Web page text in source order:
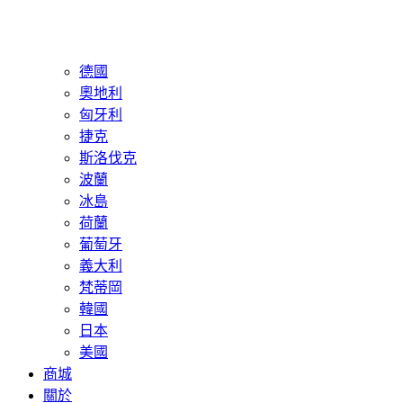
德國
奧地利
匈牙利
捷克
斯洛伐克
波蘭
冰島
荷蘭
葡萄牙
義大利
梵蒂岡
韓國
日本
美國
商城
關於